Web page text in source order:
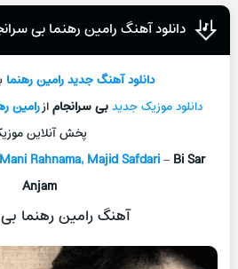
دانلود آهنگ رامین رهنما بی
دانلود آهنگ جديدرامین رهنما
دانلود موزیک جديدبی سرانجامازرامین
پخش آنلاين
Mani Rahnama, Majid Safdari– Bi Sar
Anjam
آهنگ رامین رهنما